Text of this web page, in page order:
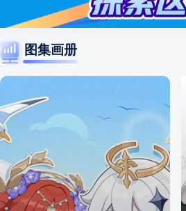
图集画册